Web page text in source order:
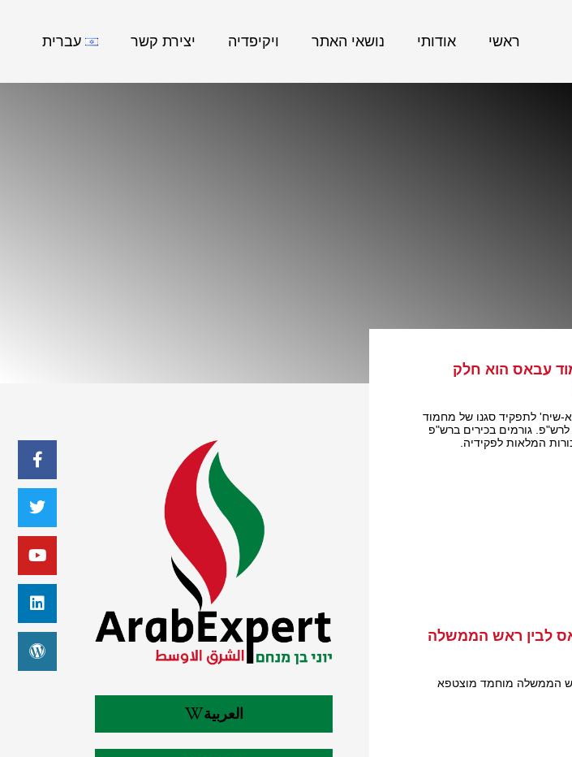
ראשי אודותי נושאי האתר ויקיפדיה יצירת קשר עברית
עבאס הוא חלק
א-שיח' לתפקיד סגנו של מחמוד
גורמים בכירים ברש"פ
המלאות לפקידיה.
לבין ראש הממשלה
הממשלה מוחמד מוצטפא
العربية